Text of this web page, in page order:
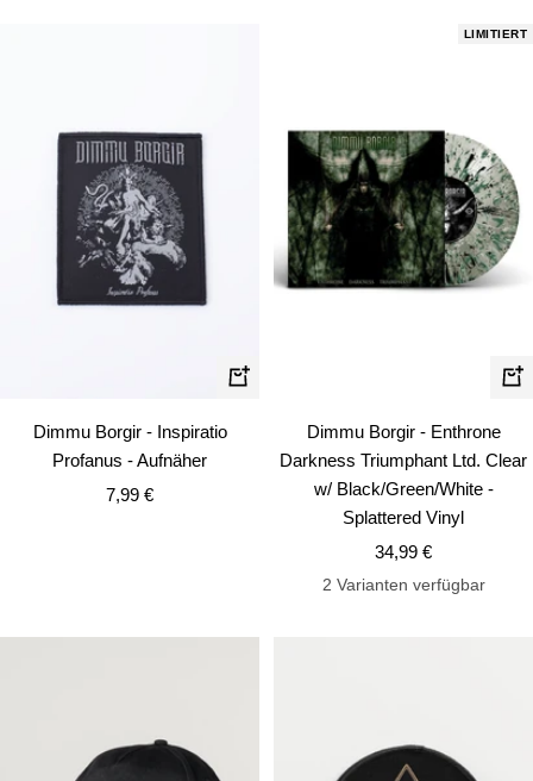
In
Warenkorb
Dimmu Borgir - Inspiratio
Profanus - Aufnäher
Angebotspreis
7,99 €
LIMITIERT
In
Dimmu Borgir - Enthrone
Darkness Triumphant Ltd. Clear
w/ Black/Green/White -
Splattered Vinyl
Angebotspreis
34,99 €
2 Varianten verfügbar